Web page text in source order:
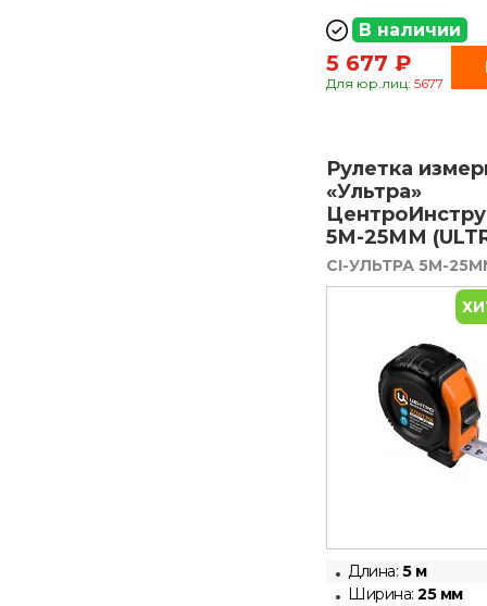
В наличии
5 677 ₽
Для юр.лиц: 5677
Рулетка
«Ультра»
5М-25ММ
CI-УЛЬТРА 5М-
Длина: 5 м
Ширина: 25 мм